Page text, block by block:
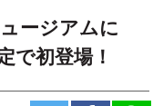
ージアムに
で初登場！